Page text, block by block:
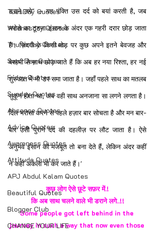
TuesDay Quotes
Wednesday Quotes
Thuresday Quotes
SaturDay Quotes
Friday Quotes
Sunday Quotes
Absence Quotes
Advice Quotes
Awareness Quotes
Attitude Quotes
APJ Abdul Kalam Quotes
Beautiful Quotes
Blogger Club
CHANGE YOUR LIFE
डराने लगे" — यह पंक्ति उस दर्द को बयां करती है, जब
भरोसे का टूटना इंसान के अंदर एक गहरी दरार छोड़ जाता
है। ज़िंदगी के किसी मोड़ पर कुछ अपने इतने बेवजह और
बेरहमी से साथ छोड़ जाते हैं कि अब हर नया रिश्ता, हर नई
शुरुआत में भी डर समा जाता है। जहाँ पहले साथ का मतलब
सुकून होता था, अब वही साथ अनजाना सा लगने लगता है।
दिल भरोसा करने से पहले हज़ार बार सोचता है और मन बार-
बार उसी पुराने दर्द की दहलीज़ पर लौट जाता है। ऐसे
अनुभव इंसान को मजबूत तो बना देते हैं, लेकिन अंदर कहीं
न कहीं अकेला भी कर जाते हैं।'
कुछ लोग ऐसे छूटे सफ़र में.!
कि अब साथ चलने वाले भी डराने लगे..!!
Some people got left behind in the
journey in such a way that now even those